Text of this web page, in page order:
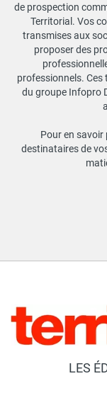
de prospection
Territorial. Vos
transmises aux
proposer des
professionnels. Ces
du groupe Infopro
Pour en savoir
destinataires de
LES